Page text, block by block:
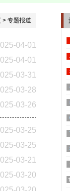
> 专题报道
04-01
04-01
03-31
03-28
03-26
03-25
03-25
03-21
03-20